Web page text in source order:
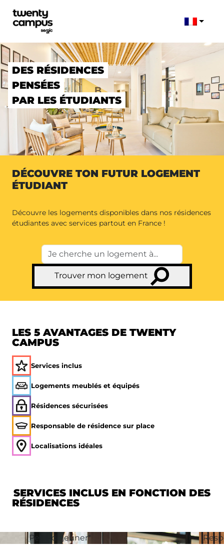
DES RÉSIDENCES
PENSÉES
PAR LES ÉTUDIANTS
DÉCOUVRE TON FUTUR LOGEMENT
ÉTUDIANT
Découvre les logements disponibles dans nos résidences
étudiantes avec services partout en France !
Trouver mon logement
LES 5 AVANTAGES DE TWENTY
CAMPUS
Services inclus
Logements meublés et équipés
Résidences sécurisées
Responsable de résidence sur place
Localisations idéales
SERVICES INCLUS EN FONCTION DES
RÉSIDENCES
Petit-déjeuner*